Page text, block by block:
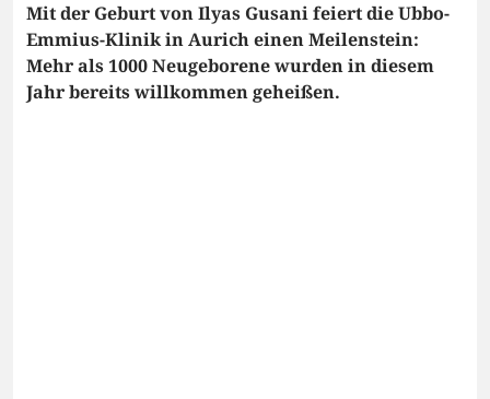
Mit der Geburt von Ilyas Gusani feiert die Ubbo-
Emmius-Klinik in Aurich einen Meilenstein:
Mehr als 1000 Neugeborene wurden in diesem
Jahr bereits willkommen geheißen.